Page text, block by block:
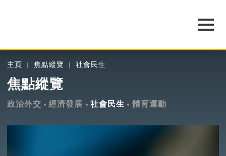
主頁 焦點縱覽 社會民生
焦點縱覽
政治外交 經濟發展 社會民生 體育運動